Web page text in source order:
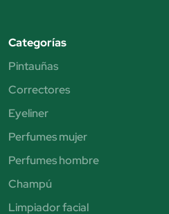
Categorías
Pintauñas
Correctores
Eyeliner
Perfumes mujer
Perfumes hombre
Champú
Limpiador facial